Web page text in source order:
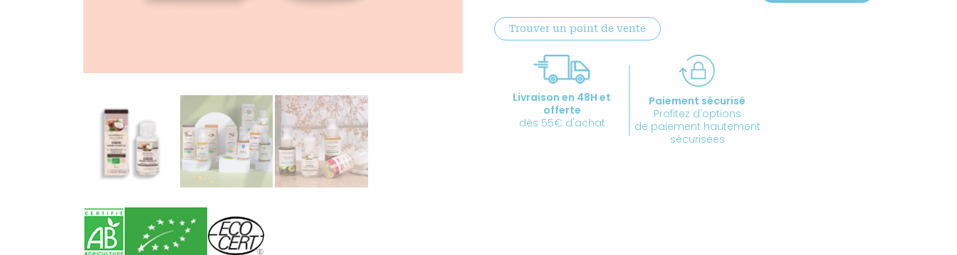
de
coco
Date
courte
Trouver un point de vente
Livraison en 48H et
offerte
dès 55€ d'achat
Paiement sécurisé
Profitez d'options
de paiement hautement
sécurisées